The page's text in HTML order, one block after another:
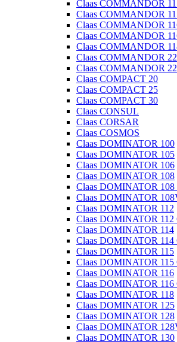
Claas COMMANDOR
Claas COMMANDOR
Claas COMMANDOR
Claas COMMANDOR
Claas COMMANDOR
Claas COMMANDOR
Claas COMMANDOR
Claas COMPACT 20
Claas COMPACT 25
Claas COMPACT 30
Claas CONSUL
Claas CORSAR
Claas COSMOS
Claas DOMINATOR 100
Claas DOMINATOR 105
Claas DOMINATOR 106
Claas DOMINATOR 108
Claas DOMINATOR 108
Claas DOMINATOR
Claas DOMINATOR 112
Claas DOMINATOR 112
Claas DOMINATOR 114
Claas DOMINATOR 114
Claas DOMINATOR 115
Claas DOMINATOR 115
Claas DOMINATOR 116
Claas DOMINATOR 116
Claas DOMINATOR 118
Claas DOMINATOR 125
Claas DOMINATOR 128
Claas DOMINATOR
Claas DOMINATOR 130